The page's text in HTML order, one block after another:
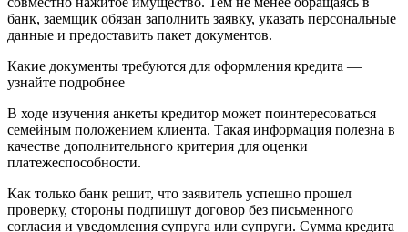
банк, заемщик обязан заполнить заявку, указать персональные
данные и предоставить пакет документов.
Какие документы требуются для оформления кредита —
узнайте подробнее
В ходе изучения анкеты кредитор может поинтересоваться
семейным положением клиента. Такая информация полезна в
качестве дополнительного критерия для оценки
платежеспособности.
Как только банк решит, что заявитель успешно прошел
проверку, стороны подпишут договор без письменного
согласия и уведомления супруга или супруги. Сумма кредита